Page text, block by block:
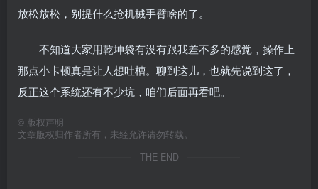
放松放松，别提什么抢机械手臂啥的了。
不知道大家用乾坤袋有没有跟我差不多的感觉，操作上
那点小卡顿真是让人想吐槽。聊到这儿，也就先说到这了，
反正这个系统还有不少坑，咱们后面再看吧。
© 版权声明
文章版权归作者所有，未经允许请勿转载。
THE END